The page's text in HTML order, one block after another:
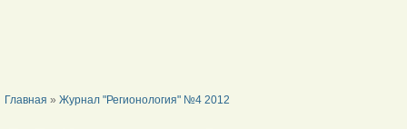
ВЫ ЗДЕСЬ
Главная » Журнал "Регионология" №4 2012